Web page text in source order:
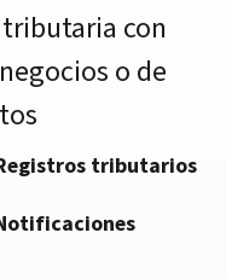
con
o de
tributarios